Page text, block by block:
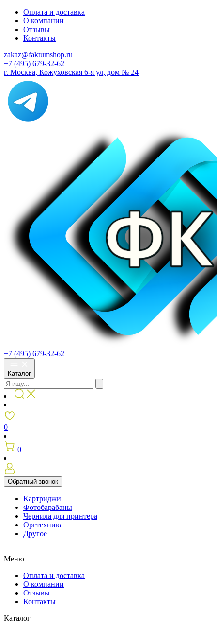
Оплата и доставка
О компании
Отзывы
Контакты
zakaz@faktumshop.ru
+7 (495) 679-32-62
г. Москва, Кожуховская 6-я ул, дом № 24
+7 (495) 679-32-62
Каталог
0
0
Обратный звонок
Картриджи
Фотобарабаны
Чернила для принтера
Оргтехника
Другое
Меню
Оплата и доставка
О компании
Отзывы
Контакты
Каталог